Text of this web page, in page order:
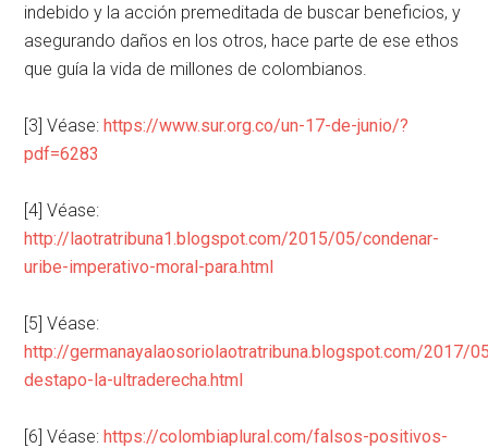
indebido y la acción premeditada de buscar beneficios, y
asegurando daños en los otros, hace parte de ese ethos
que guía la vida de millones de colombianos.
[3] Véase:https://www.sur.org.co/un-17-de-junio/?
pdf=6283
[4] Véase:
http://laotratribuna1.blogspot.com/2015/05/condenar-
uribe-imperativo-moral-para.html
[5] Véase:
http://germanayalaosoriolaotratribuna.blogspot.com/2017/
destapo-la-ultraderecha.html
[6] Véase:https://colombiaplural.com/falsos-positivos-